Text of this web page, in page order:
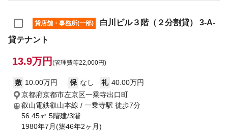
貸店舗・事務所(一部)
白川ビル３階（２分割貸） 3-A-
貸テナント
13.9万円 (管理費等22,000円)
敷 10.00万円 保 なし 礼 40.00万円
京都府京都市左京区一乗寺出口町
叡山電鉄叡山本線 / 一乗寺駅 徒歩7分
56.45㎡ 5階建/3階
1980年7月(築46年2ヶ月)